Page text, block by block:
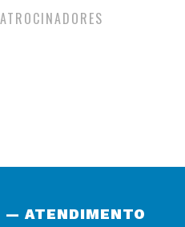
— ATENDIMENTO